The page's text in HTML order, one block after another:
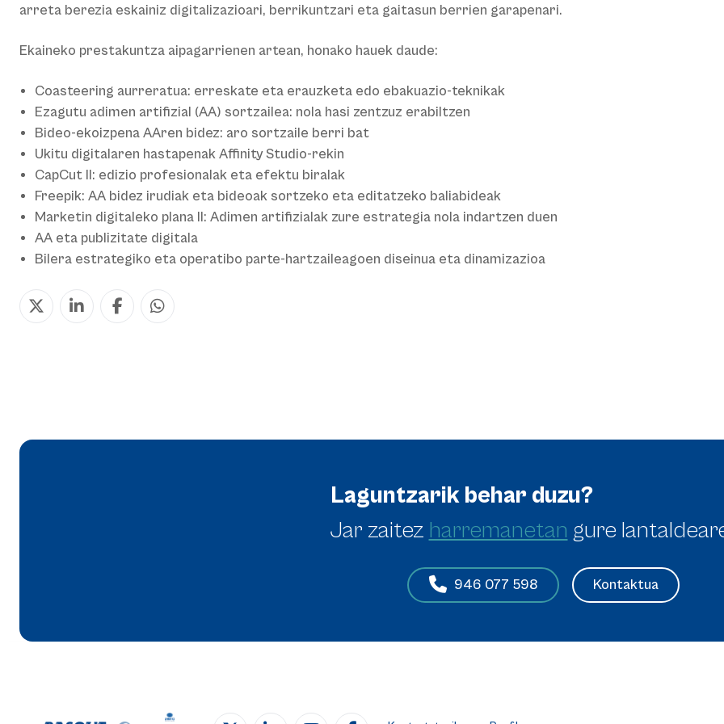
arreta berezia eskainiz digitalizazioari, berrikuntzari eta gaitasun berrien garapenari.
Ekaineko prestakuntza aipagarrienen artean, honako hauek daude:
Coasteering aurreratua: erreskate eta erauzketa edo ebakuazio-teknikak
Ezagutu adimen artifizial (AA) sortzailea: nola hasi zentzuz erabiltzen
Bideo-ekoizpena AAren bidez: aro sortzaile berri bat
Ukitu digitalaren hastapenak Affinity Studio-rekin
CapCut II: edizio profesionalak eta efektu biralak
Freepik: AA bidez irudiak eta bideoak sortzeko eta editatzeko baliabideak
Marketin digitaleko plana II: Adimen artifizialak zure estrategia nola indartzen duen
AA eta publizitate digitala
Bilera estrategiko eta operatibo parte-hartzaileagoen diseinua eta dinamizazioa
Laguntzarik behar duzu?
Jar zaitez harremanetan gure
946 077 598 Kontaktua